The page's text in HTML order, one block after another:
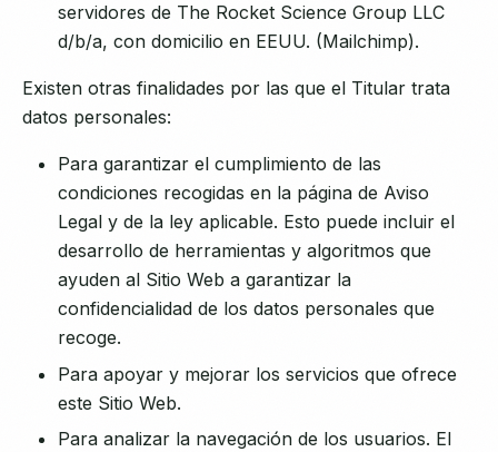
servidores de The Rocket Science Group LLC
d/b/a, con domicilio en EEUU. (Mailchimp).
Existen otras finalidades por las que el Titular trata
datos personales:
Para garantizar el cumplimiento de las
condiciones recogidas en la página de Aviso
Legal y de la ley aplicable. Esto puede incluir el
desarrollo de herramientas y algoritmos que
ayuden al Sitio Web a garantizar la
confidencialidad de los datos personales que
recoge.
Para apoyar y mejorar los servicios que ofrece
este Sitio Web.
Para analizar la navegación de los usuarios. El